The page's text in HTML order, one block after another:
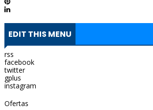
EDIT THIS MENU
rss
facebook
twitter
gplus
instagram
Ofertas